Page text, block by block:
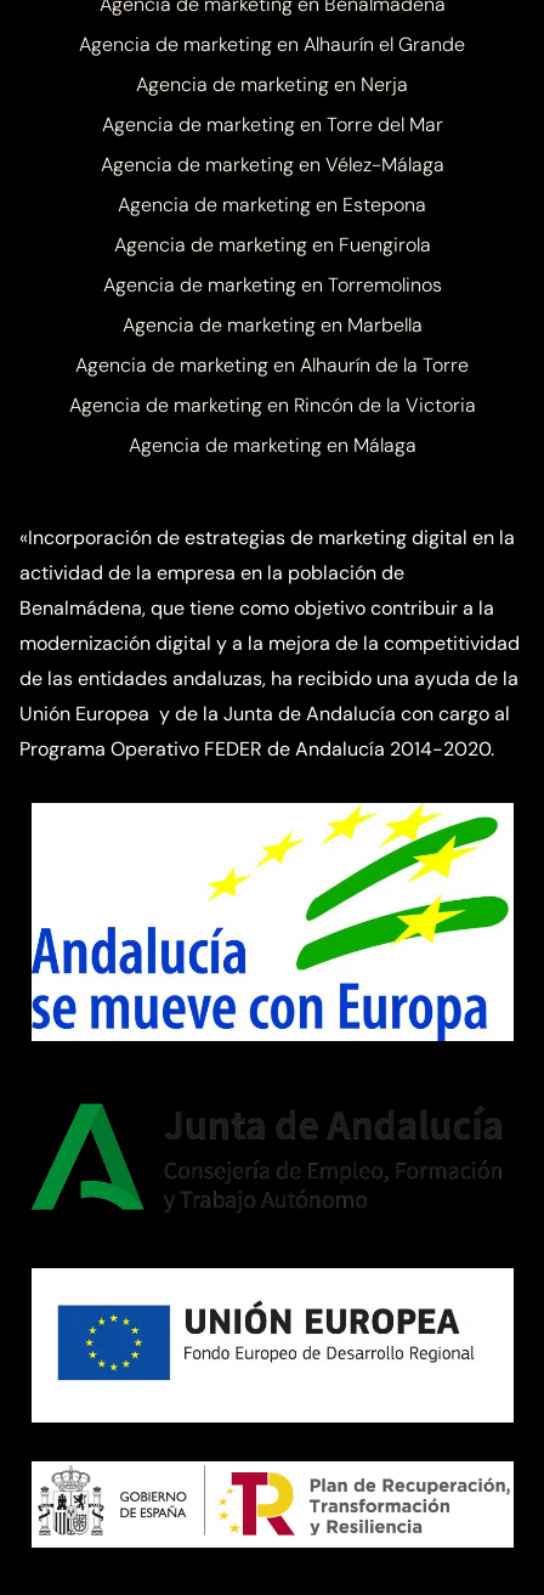
Agencia de marketing en Alhaurín el Grande
Agencia de marketing en Nerja
Agencia de marketing en Torre del Mar
Agencia de marketing en Vélez-Málaga
Agencia de marketing en Estepona
Agencia de marketing en Fuengirola
Agencia de marketing en Torremolinos
Agencia de marketing en Marbella
Agencia de marketing en Alhaurín de la Torre
Agencia de marketing en Rincón de la Victoria
Agencia de marketing en Málaga
«Incorporación de estrategias de marketing digital en la
actividad de la empresa en la población de
Benalmádena, que tiene como objetivo contribuir a la
modernización digital y a la mejora de la competitividad
de las entidades andaluzas, ha recibido una ayuda de la
Unión Europea y de la Junta de Andalucía con cargo al
Programa Operativo FEDER de Andalucía 2014-2020.